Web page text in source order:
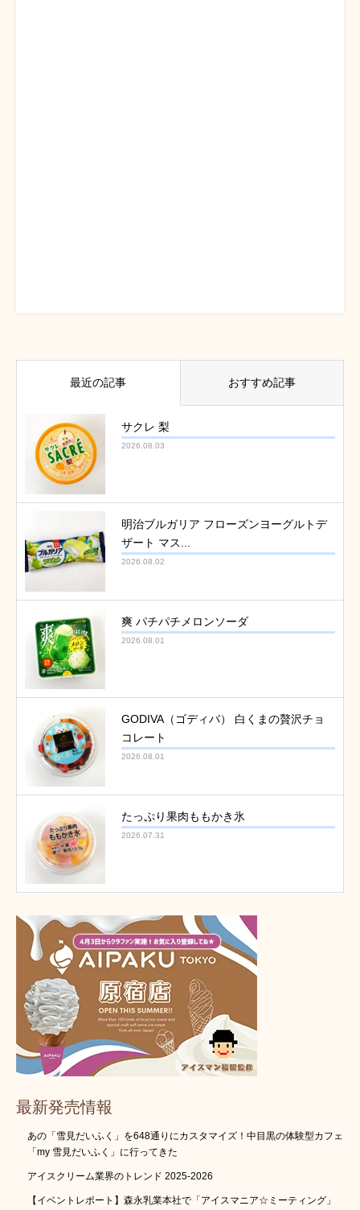
最近の記事 おすすめ記事
サクレ 梨
2026.08.03
明治ブルガリア フローズンヨーグルトデ
ザート マス...
2026.08.02
爽 パチパチメロンソーダ
2026.08.01
GODIVA（ゴディバ） 白くまの贅沢チョ
コレート
2026.08.01
たっぷり果肉ももかき氷
2026.07.31
最新発売情報
あの「雪見だいふく」を648通りにカスタマイズ！中目黒の体験型カフェ
「my 雪見だいふく」に行ってきた
アイスクリーム業界のトレンド 2025-2026
【イベントレポート】森永乳業本社で「アイスマニア☆ミーティング」